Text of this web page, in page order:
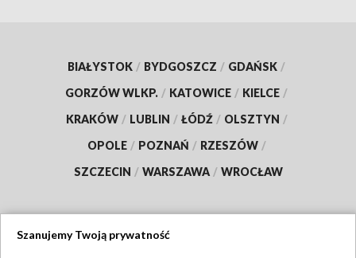
BIAŁYSTOK / BYDGOSZCZ / GDAŃSK /
GORZÓW WLKP. / KATOWICE / KIELCE /
KRAKÓW / LUBLIN / ŁÓDŹ / OLSZTYN /
OPOLE / POZNAŃ / RZESZÓW /
SZCZECIN / WARSZAWA / WROCŁAW
Szanujemy Twoją prywatność